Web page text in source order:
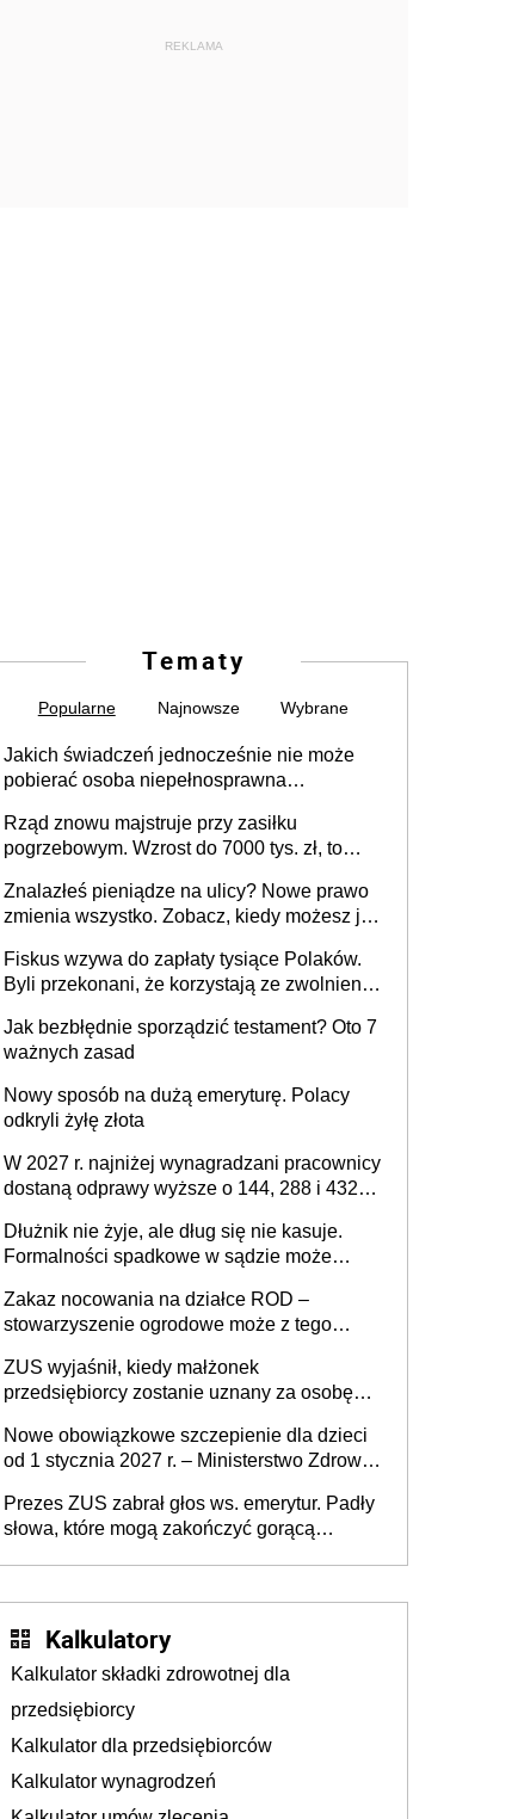
REKLAMA
Tematy
Popularne Najnowsze Wybrane
Jakich świadczeń jednocześnie nie może
pobierać osoba niepełnosprawna
Rząd znowu majstruje przy zasiłku
pogrzebowym. Wzrost do 7000 tys. zł, to
Znalazłeś pieniądze na ulicy? Nowe prawo
zmienia wszystko. Zobacz, kiedy możesz je
Fiskus wzywa do zapłaty tysiące Polaków.
Byli przekonani, że korzystają ze zwolnienia
Jak bezbłędnie sporządzić testament? Oto 7
ważnych zasad
Nowy sposób na dużą emeryturę. Polacy
odkryli żyłę złota
W 2027 r. najniżej wynagradzani pracownicy
dostaną odprawy wyższe o 144, 288 i 432
Dłużnik nie żyje, ale dług się nie kasuje.
Formalności spadkowe w sądzie może
zmarłego
Zakaz nocowania na działce ROD –
stowarzyszenie ogrodowe może z tego
działki (wypowiedzieć dzierżawę)?
ZUS wyjaśnił, kiedy małżonek
przedsiębiorcy zostanie uznany za osobę
Nowe obowiązkowe szczepienie dla dzieci
od 1 stycznia 2027 r. – Ministerstwo Zdrowia
2027 r.
Prezes ZUS zabrał głos ws. emerytur. Padły
słowa, które mogą zakończyć gorącą
Kalkulatory
Kalkulator składki zdrowotnej dla
przedsiębiorcy
Kalkulator dla przedsiębiorców
Kalkulator wynagrodzeń